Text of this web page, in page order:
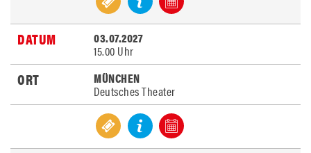
03.07.2027
15.00 Uhr
MÜNCHEN
Deutsches Theater